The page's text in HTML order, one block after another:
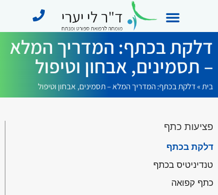
דלקת בכתף: המדריך המלא
– תסמינים, אבחון וטיפול
בית»דלקת בכתף: המדריך המלא – תסמינים, אבחון וטיפול
פציעות כתף
דלקת בכתף
טנדיניטיס בכתף
כתף קפואה